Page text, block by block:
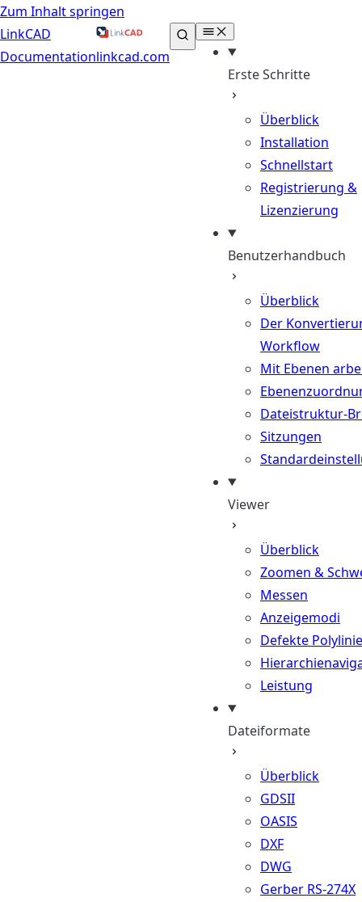
Zum Inhalt springen
LinkCAD
Documentationlinkcad.com
Erste Schritte
Überblick
Installation
Schnellstart
Registrierung &
Lizenzierung
Benutzerhandbuch
Überblick
Der
Workflow
Mit Ebenen
Dateistruktur-
Sitzungen
Viewer
Überblick
Zoomen &
Messen
Anzeigemodi
Defekte
Leistung
Dateiformate
Überblick
GDSII
OASIS
DXF
DWG
Gerber RS-274X